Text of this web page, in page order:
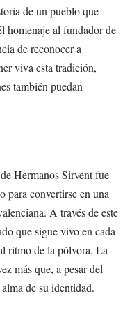
de un pueblo que
homenaje al fundador de
de reconocer a
viva esta tradición,
también puedan
Hermanos Sirvent fue
para convertirse en una
A través de este
que sigue vivo en cada
ritmo de la pólvora. La
más que, a pesar del
de su identidad.